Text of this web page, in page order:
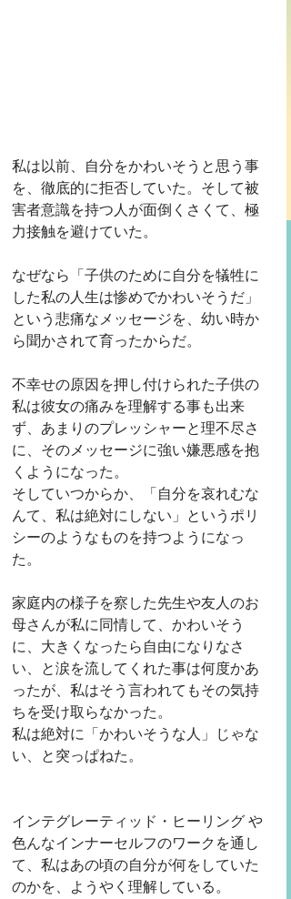
私は以前、自分をかわいそうと思う事
を、徹底的に拒否していた。そして被
害者意識を持つ人が面倒くさくて、極
力接触を避けていた。
なぜなら「子供のために自分を犠牲に
した私の人生は惨めでかわいそうだ」
という悲痛なメッセージを、幼い時か
ら聞かされて育ったからだ。
不幸せの原因を押し付けられた子供の
私は彼女の痛みを理解する事も出来
ず、あまりのプレッシャーと理不尽さ
に、そのメッセージに強い嫌悪感を抱
くようになった。
そしていつからか、「自分を哀れむな
んて、私は絶対にしない」というポリ
シーのようなものを持つようになっ
た。
家庭内の様子を察した先生や友人のお
母さんが私に同情して、かわいそう
に、大きくなったら自由になりなさ
い、と涙を流してくれた事は何度かあ
ったが、私はそう言われてもその気持
ちを受け取らなかった。
私は絶対に「かわいそうな人」じゃな
い、と突っぱねた。
インテグレーティッド・ヒーリング や
色んなインナーセルフのワークを通し
て、私はあの頃の自分が何をしていた
のかを、ようやく理解している。